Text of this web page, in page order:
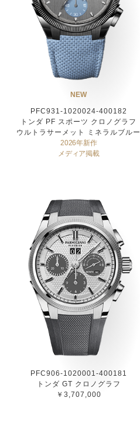
NEW
PFC931-1020024-400182
トンダ PF スポーツ クロノグラフ
ウルトラサーメット ミネラルブルー
2026年新作
メディア掲載
PFC906-1020001-400181
トンダ GT クロノグラフ
￥3,707,000